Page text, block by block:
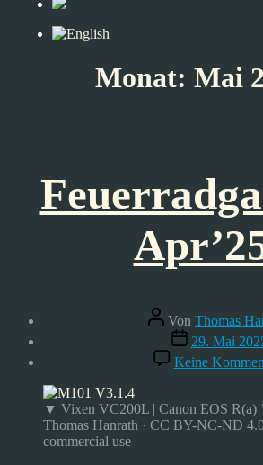
Monat: Mai
Beitragsautor
Von Thomas
29. Mai
Keine
▼ Vixen VC200L | Canon EOS R(a)
Thomas Hanrath · CC BY-NC-ND
commercial use